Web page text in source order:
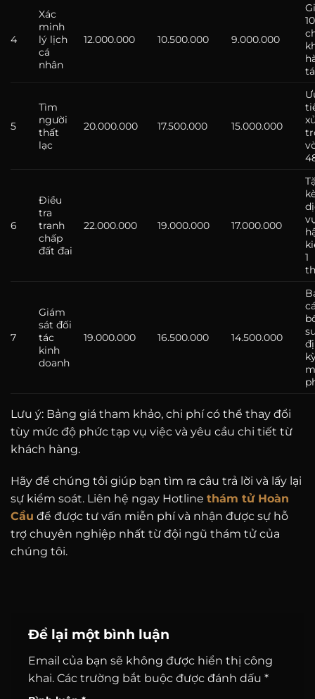
4
Xác
minh
lý lịch
cá
nhân
12.000.000 10.500.000 9.000.000
5
Tìm
người
thất
lạc
20.000.000 17.500.000 15.000.000
6
Điều
tra
tranh
chấp
đất đai
22.000.000 19.000.000 17.000.000
1
7
Giám
sát đối
tác
kinh
doanh
19.000.000 16.500.000 14.500.000
Lưu ý: Bảng giá tham khảo, chi phí có thể thay đổi
tùy mức độ phức tạp vụ việc và yêu cầu chi tiết từ
khách hàng.
Hãy để chúng tôi giúp bạn tìm ra câu trả lời và lấy lại
sự kiểm soát. Liên hệ ngay Hotline thám tử Hoàn
Cầu để được tư vấn miễn phí và nhận được sự hỗ
trợ chuyên nghiệp nhất từ đội ngũ thám tử của
chúng tôi.
Để lại một bình luận
Email của bạn sẽ không được hiển thị công
khai. Các trường bắt buộc được đánh dấu *